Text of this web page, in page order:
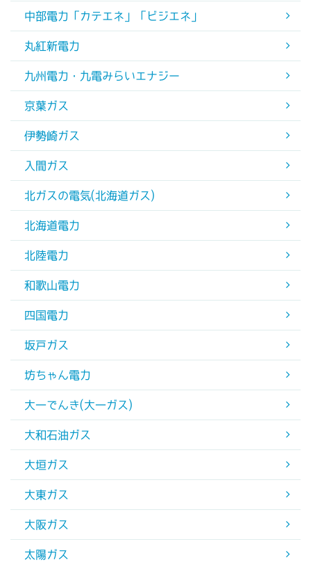
中部電力「カテエネ」「ビジエネ」
丸紅新電力
九州電力・九電みらいエナジー
京葉ガス
伊勢崎ガス
入間ガス
北ガスの電気(北海道ガス)
北海道電力
北陸電力
和歌山電力
四国電力
坂戸ガス
坊ちゃん電力
大一でんき(大一ガス)
大和石油ガス
大垣ガス
大東ガス
大阪ガス
太陽ガス